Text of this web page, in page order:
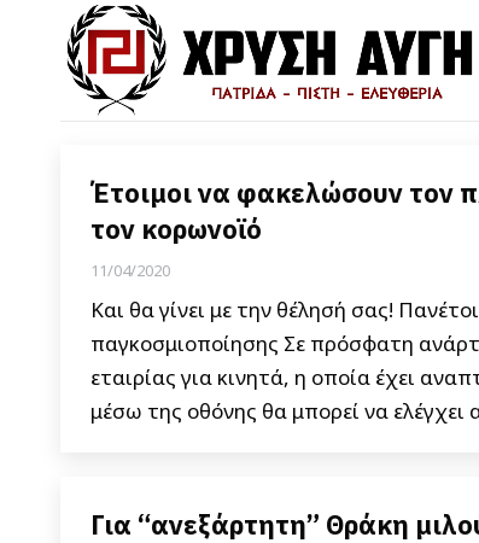
Έτοιμοι να φακελώσουν τον
τον κορωνοϊό
11/04/2020
Και θα γίνει με την θέλησή σας!
παγκοσμιοποίησης Σε πρόσφατη
εταιρίας για κινητά, η οποία έχει
μέσω της οθόνης θα μπορεί να ελέγχει
Για “ανεξάρτητη” Θράκη